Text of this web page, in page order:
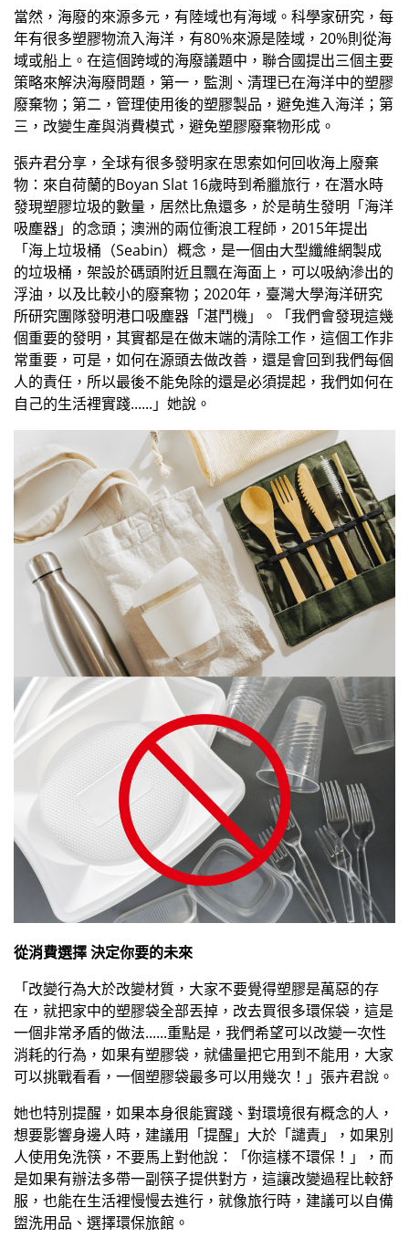
當然，海廢的來源多元，有陸域也有海域。科學家研究，每
年有很多塑膠物流入海洋，有80%來源是陸域，20%則從海
域或船上。在這個跨域的海廢議題中，聯合國提出三個主要
策略來解決海廢問題，第一，監測、清理已在海洋中的塑膠
廢棄物；第二，管理使用後的塑膠製品，避免進入海洋；第
三，改變生產與消費模式，避免塑膠廢棄物形成。
張卉君分享，全球有很多發明家在思索如何回收海上廢棄
物：來自荷蘭的Boyan Slat 16歲時到希臘旅行，在潛水時
發現塑膠垃圾的數量，居然比魚還多，於是萌生發明「海洋
吸塵器」的念頭；澳洲的兩位衝浪工程師，2015年提出
「海上垃圾桶（Seabin）概念，是一個由大型纖維網製成
的垃圾桶，架設於碼頭附近且飄在海面上，可以吸納滲出的
浮油，以及比較小的廢棄物；2020年，臺灣大學海洋研究
所研究團隊發明港口吸塵器「湛鬥機」。「我們會發現這幾
個重要的發明，其實都是在做末端的清除工作，這個工作非
常重要，可是，如何在源頭去做改善，還是會回到我們每個
人的責任，所以最後不能免除的還是必須提起，我們如何在
自己的生活裡實踐......」她說。
從消費選擇 決定你要的未來
「改變行為大於改變材質，大家不要覺得塑膠是萬惡的存
在，就把家中的塑膠袋全部丟掉，改去買很多環保袋，這是
一個非常矛盾的做法......重點是，我們希望可以改變一次性
消耗的行為，如果有塑膠袋，就儘量把它用到不能用，大家
可以挑戰看看，一個塑膠袋最多可以用幾次！」張卉君說。
她也特別提醒，如果本身很能實踐、對環境很有概念的人，
想要影響身邊人時，建議用「提醒」大於「譴責」，如果別
人使用免洗筷，不要馬上對他說：「你這樣不環保！」，而
是如果有辦法多帶一副筷子提供對方，這讓改變過程比較舒
服，也能在生活裡慢慢去進行，就像旅行時，建議可以自備
盥洗用品、選擇環保旅館。